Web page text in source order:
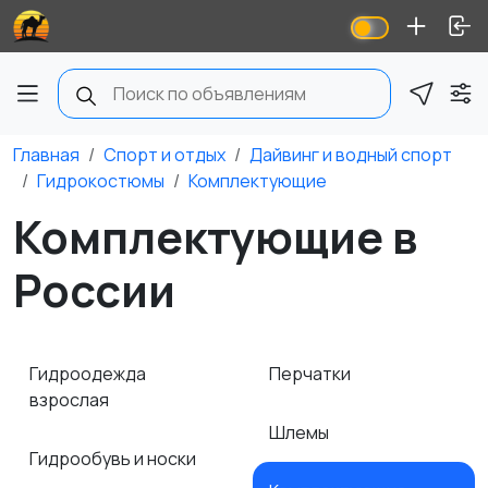
Главная Спорт и отдых
Дайвинг и водный спорт
Гидрокостюмы
Комплектующие
Комплектующие в
России
Гидроодежда
взрослая
Гидрообувь и носки
Перчатки
Шлемы